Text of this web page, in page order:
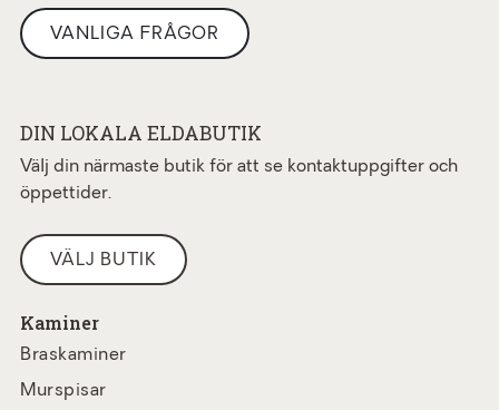
VANLIGA FRÅGOR
DIN LOKALA ELDABUTIK
Välj din närmaste butik för att se kontaktuppgifter och
öppettider.
VÄLJ BUTIK
Kaminer
Braskaminer
Murspisar